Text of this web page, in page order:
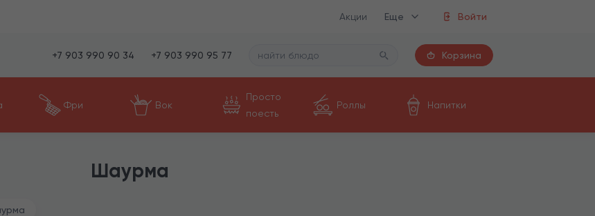
Акции Еще Войти
+7 903 990 90 34 +7 903 990 95 77 Корзина
Фри Вок
Просто
поесть
Роллы Напитки
Шаурма